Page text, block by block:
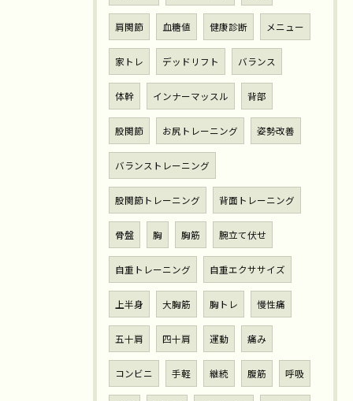
肩関節 血糖値 健康診断 メニュー
家トレ デッドリフト バランス
体幹 インナーマッスル 背部
股関節 お尻トレーニング 姿勢改善
バランストレーニング
股関節トレーニング 背面トレーニング
骨盤 胸 胸筋 腕立て伏せ
自重トレーニング 自重エクササイズ
上半身 大胸筋 胸トレ 慢性痛
五十肩 四十肩 運動 痛み
コンビニ 手軽 継続 腹筋 呼吸